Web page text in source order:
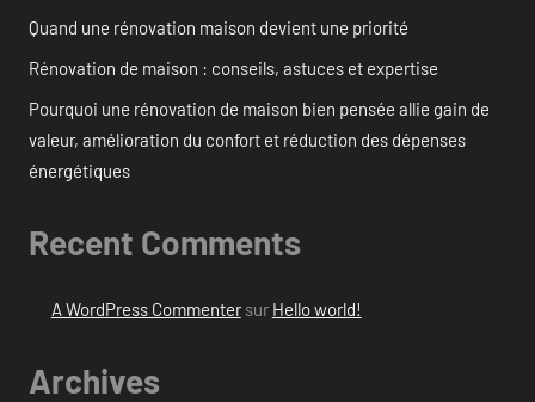
Quand une rénovation maison devient une priorité
Rénovation de maison : conseils, astuces et expertise
Pourquoi une rénovation de maison bien pensée allie gain de
valeur, amélioration du confort et réduction des dépenses
énergétiques
Recent Comments
A WordPress Commentersur Hello world!
Archives